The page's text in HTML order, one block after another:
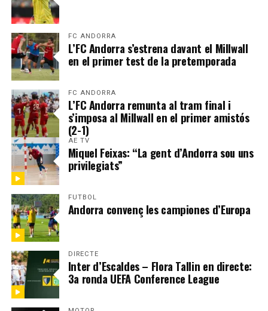
FC ANDORRA
L’FC Andorra s’estrena davant el Millwall
en el primer test de la pretemporada
FC ANDORRA
L’FC Andorra remunta al tram final i
s’imposa al Millwall en el primer amistós
(2-1)
AE TV
Miquel Feixas: “La gent d’Andorra sou uns
privilegiats”
FUTBOL
Andorra convenç les campiones d’Europa
DIRECTE
Inter d’Escaldes – Flora Tallin en directe:
3a ronda UEFA Conference League